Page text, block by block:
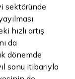
sektöründe
hızlı artış
da
dönemde
sonu itibarıyla